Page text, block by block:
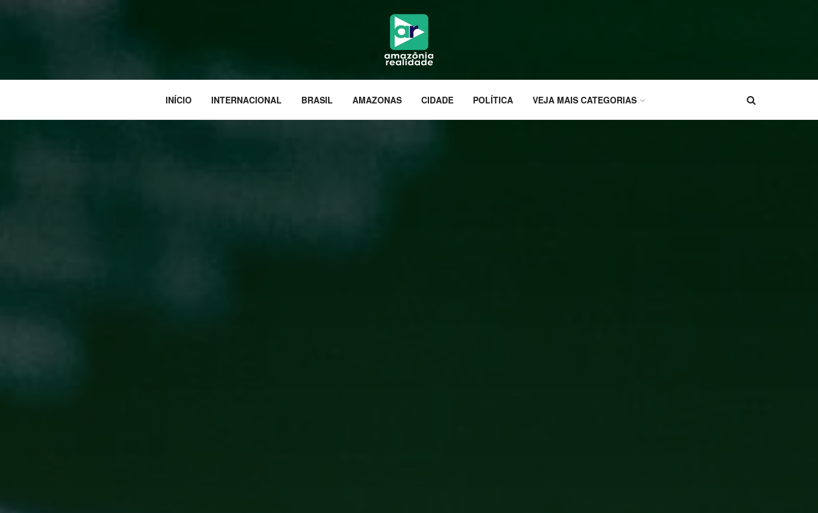
INÍCIO INTERNACIONAL BRASIL AMAZONAS CIDADE POLÍTICA VEJA MAIS CATEGORIAS